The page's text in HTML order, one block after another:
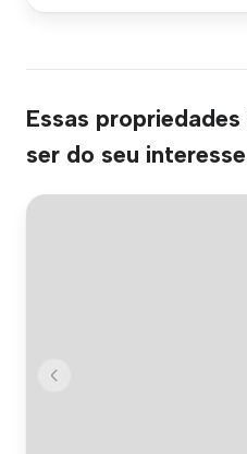
Essas
ser do seu interesse